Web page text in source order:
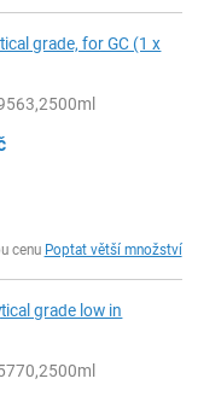
grade, for GC (1 x
cenu Poptat větší množství
grade low in